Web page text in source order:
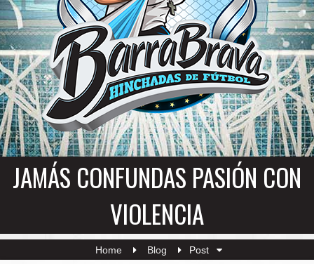
JAMÁS CONFUNDAS PASIÓN CON
VIOLENCIA
Home Blog Post